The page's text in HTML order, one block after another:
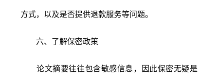
方式，以及是否提供退款服务等问题。
六、了解保密政策
论文摘要往往包含敏感信息，因此保密无疑是